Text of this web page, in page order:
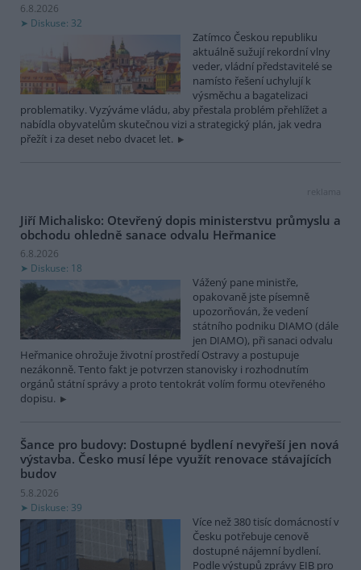
6.8.2026
Diskuse: 32
Zatímco Českou republiku
aktuálně sužují rekordní vlny
veder, vládní představitelé se
namísto řešení uchylují k
výsměchu a bagatelizaci
problematiky. Vyzýváme vládu, aby přestala problém přehlížet a
nabídla obyvatelům skutečnou vizi a strategický plán, jak vedra
přežít i za deset nebo dvacet let.
reklama
Jiří Michalisko: Otevřený dopis ministerstvu průmyslu a
obchodu ohledně sanace odvalu Heřmanice
6.8.2026
Diskuse: 18
Vážený pane ministře,
opakovaně jste písemně
upozorňován, že vedení
státního podniku DIAMO (dále
jen DIAMO), při sanaci odvalu
Heřmanice ohrožuje životní prostředí Ostravy a postupuje
nezákonně. Tento fakt je potvrzen stanovisky i rozhodnutím
orgánů státní správy a proto tentokrát volím formu otevřeného
dopisu.
Šance pro budovy: Dostupné bydlení nevyřeší jen nová
výstavba. Česko musí lépe využít renovace stávajících
budov
5.8.2026
Diskuse: 39
Více než 380 tisíc domácností v
Česku potřebuje cenově
dostupné nájemní bydlení.
Podle výstupů zprávy EIB pro